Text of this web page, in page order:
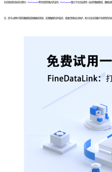
在实现这些目标的过程中， FineDataLink将为您提供强大的支持。 FineDataLink致力于为企业提供一站式的数据集成、数据治
台，您可以拥有可靠的数据管道和数据流系统，实现数据的实时监控、质量控制和安全防护，助力企业实现数字化转型的目标